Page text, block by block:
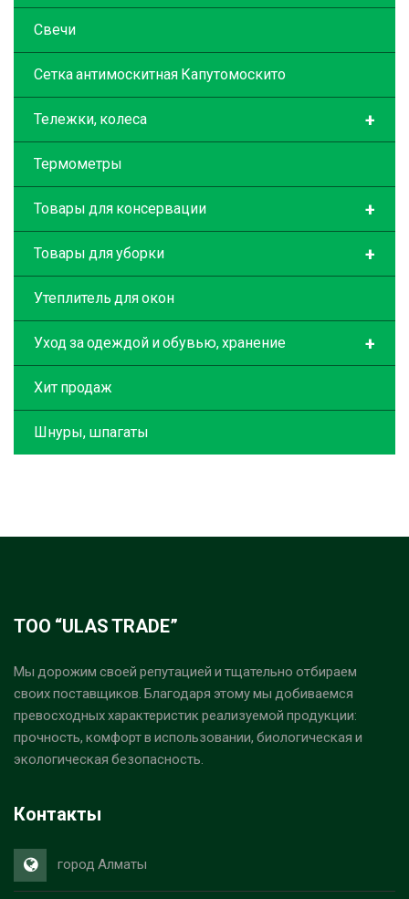
Свечи
Сетка антимоскитная Капутомоскито
+
Тележки, колеса
Термометры
+
Товары для консервации
+
Товары для уборки
Утеплитель для окон
+
Уход за одеждой и обувью, хранение
Хит продаж
Шнуры, шпагаты
ТОО “ULAS TRADE”
Мы дорожим своей репутацией и тщательно отбираем
своих поставщиков. Благодаря этому мы добиваемся
превосходных характеристик реализуемой продукции:
прочность, комфорт в использовании, биологическая и
экологическая безопасность.
Контакты
город Алматы